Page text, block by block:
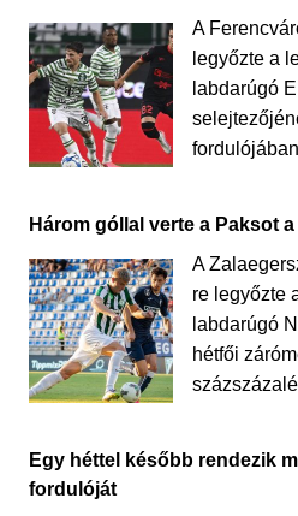
A
legyőzte a
labdarúgó
Három góllal verte a Paksot
A
re legyőzte
labdarúgó
hétfői
Egy héttel később rendezik
fordulóját